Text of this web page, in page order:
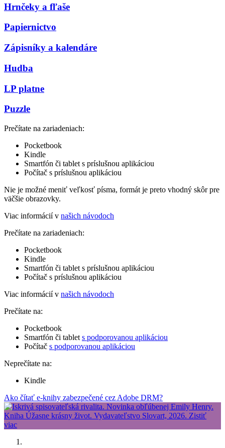
Hrnčeky a fľaše
Papiernictvo
Zápisníky a kalendáre
Hudba
LP platne
Puzzle
Prečítate na zariadeniach:
Pocketbook
Kindle
Smartfón či tablet s príslušnou aplikáciou
Počítač s príslušnou aplikáciou
Nie je možné meniť veľkosť písma, formát je preto vhodný skôr pre
väčšie obrazovky.
Viac informácií v našich návodoch
Prečítate na zariadeniach:
Pocketbook
Kindle
Smartfón či tablet s príslušnou aplikáciou
Počítač s príslušnou aplikáciou
Viac informácií v našich návodoch
Prečítate na:
Pocketbook
Smartfón či tablet s podporovanou aplikáciou
Počítač s podporovanou aplikáciou
Neprečítate na:
Kindle
Ako čítať e-knihy zabezpečené cez Adobe DRM?